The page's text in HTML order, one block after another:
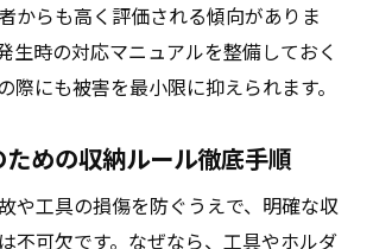
からも高く評価される傾向がありま
生時の対応マニュアルを整備しておく
際にも被害を最小限に抑えられます。
めの収納ルール徹底手順
や工具の損傷を防ぐうえで、明確な収
不可欠です。なぜなら、工具やホルダ